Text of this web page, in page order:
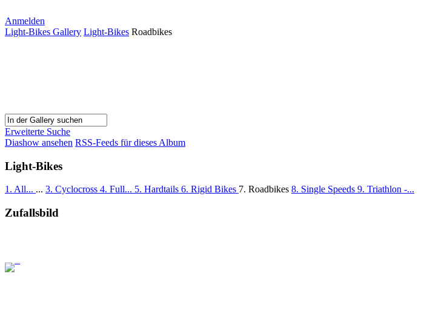
Anmelden
Light-Bikes Gallery Light-Bikes Roadbikes
Erweiterte Suche
Diashow ansehen RSS-Feeds für dieses Album
Light-Bikes
1. All... ... 3. Cyclocross 4. Full... 5. Hardtails 6. Rigid Bikes 7. Roadbikes 8. Single Speeds 9. Triathlon -...
Zufallsbild